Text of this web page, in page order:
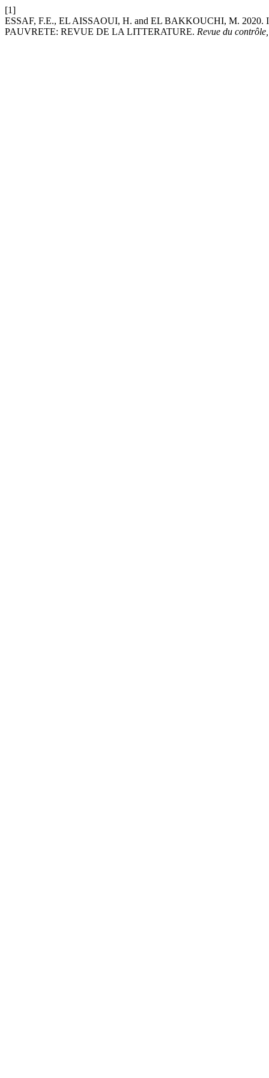
[1]
ESSAF, F.E., EL AISSAOUI, H. and EL BAKKOUCHI, M.
PAUVRETE: REVUE DE LA LITTERATURE. Revue du